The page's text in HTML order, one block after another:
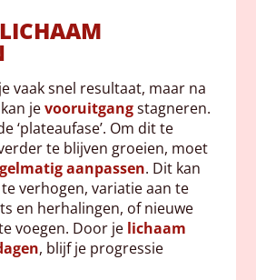
vaak snel resultaat, maar na
jevooruitgangstagneren.
‘plateaufase’. Om dit te
te blijven groeien, moet
aanpassen. Dit kan
verhogen, variatie aan te
en herhalingen, of nieuwe
voegen. Door je lichaam
, blijf je progressie